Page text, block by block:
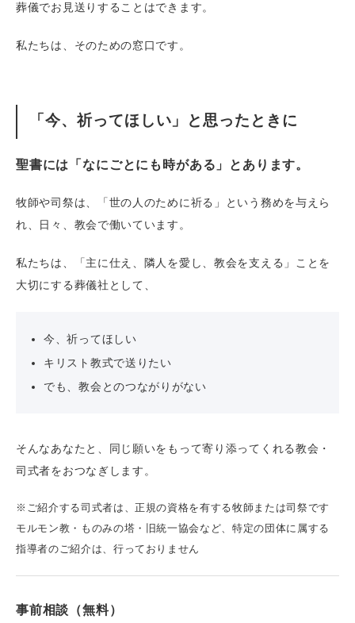
葬儀でお見送りすることはできます。
私たちは、そのための窓口です。
「今、祈ってほしい」と思ったときに
聖書には「なにごとにも時がある」とあります。
牧師や司祭は、「世の人のために祈る」という務めを与えら
れ、日々、教会で働いています。
私たちは、「主に仕え、隣人を愛し、教会を支える」ことを
大切にする葬儀社として、
今、祈ってほしい
キリスト教式で送りたい
でも、教会とのつながりがない
そんなあなたと、同じ願いをもって寄り添ってくれる教会・
司式者をおつなぎします。
※ご紹介する司式者は、正規の資格を有する牧師または司祭です
モルモン教・ものみの塔・旧統一協会など、特定の団体に属する
指導者のご紹介は、行っておりません
事前相談（無料）